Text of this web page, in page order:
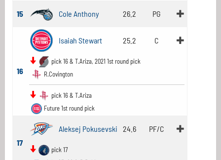
15 Cole Anthony 26.2 PG
16
Isaiah Stewart 25.2 C
pick 16 & T.Ariza, 2021 1st round pick
R.Covington
pick 16 & T.Ariza
Future 1st round pick
17
Aleksej Pokusevski 24.6 PF/C
pick 17